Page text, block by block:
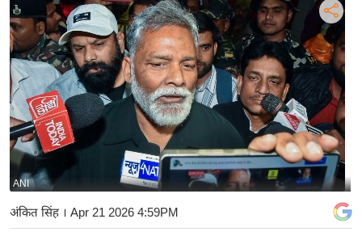
रा
ष्ट्री
य
अं
त
र्रा
ष्ट्री
य
बि
ज़
ने
ANI
अंकित सिंह। Apr 21 2026 4:59PM